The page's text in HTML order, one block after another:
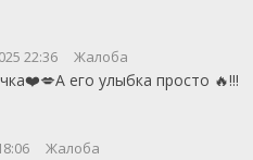
22:36 Жалоба
его улыбка просто 🔥!!!
Жалоба